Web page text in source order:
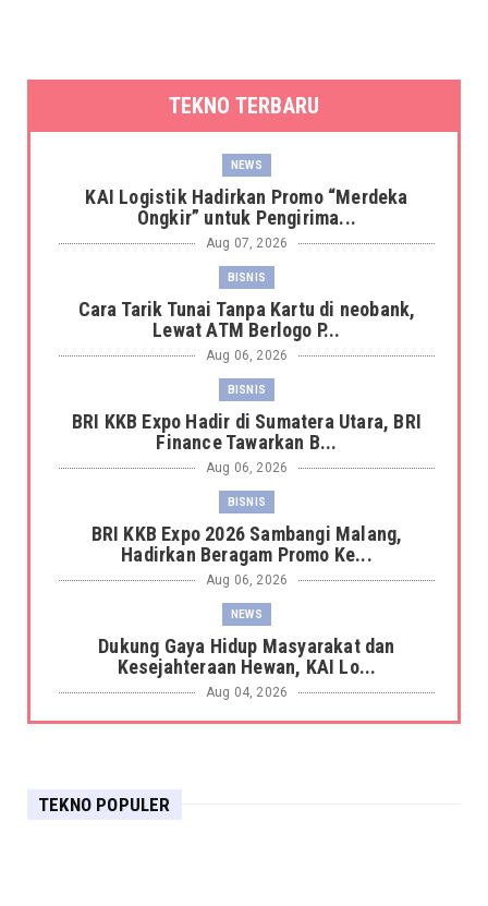
TEKNO TERBARU
NEWS
KAI Logistik Hadirkan Promo “Merdeka
Ongkir” untuk Pengirima...
Aug 07, 2026
BISNIS
Cara Tarik Tunai Tanpa Kartu di neobank,
Lewat ATM Berlogo P...
Aug 06, 2026
BISNIS
BRI KKB Expo Hadir di Sumatera Utara, BRI
Finance Tawarkan B...
Aug 06, 2026
BISNIS
BRI KKB Expo 2026 Sambangi Malang,
Hadirkan Beragam Promo Ke...
Aug 06, 2026
NEWS
Dukung Gaya Hidup Masyarakat dan
Kesejahteraan Hewan, KAI Lo...
Aug 04, 2026
NEWS
TEKNO POPULER